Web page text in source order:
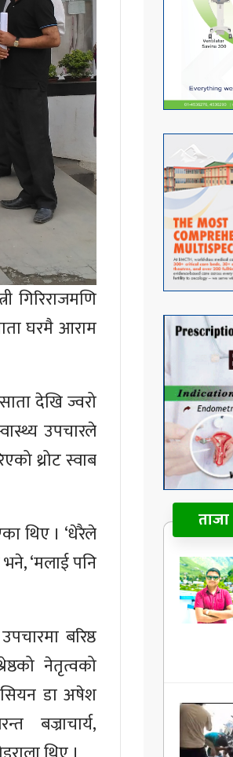
गिरिराजमणि
घरमै आराम
देखि ज्वरो
उपचारले
थ्रोट स्वाब
थिए । ‘धेरैले
‘मलाई पनि
बरिष्ठ
नेतृत्वको
डा अषेश
बज्राचार्य,
ताजा